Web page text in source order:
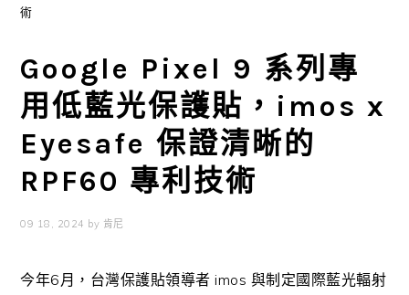
術
Google Pixel 9 系列專
用低藍光保護貼，imos x
Eyesafe 保證清晰的
RPF60 專利技術
09 18, 2024 by 肯尼
今年6月，台灣保護貼領導者 imos 與制定國際藍光輻射